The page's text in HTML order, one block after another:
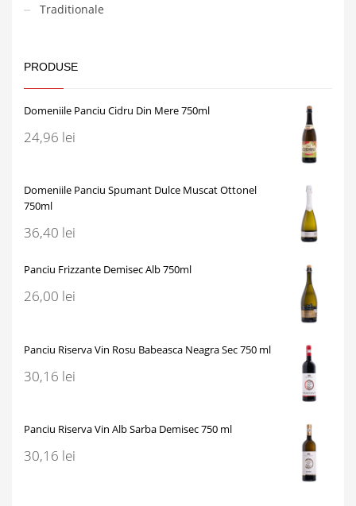
Traditionale
PRODUSE
Domeniile Panciu Cidru Din Mere 750ml
24,96 lei
Domeniile Panciu Spumant Dulce Muscat Ottonel
750ml
36,40 lei
Panciu Frizzante Demisec Alb 750ml
26,00 lei
Panciu Riserva Vin Rosu Babeasca Neagra Sec 750 ml
30,16 lei
Panciu Riserva Vin Alb Sarba Demisec 750 ml
30,16 lei